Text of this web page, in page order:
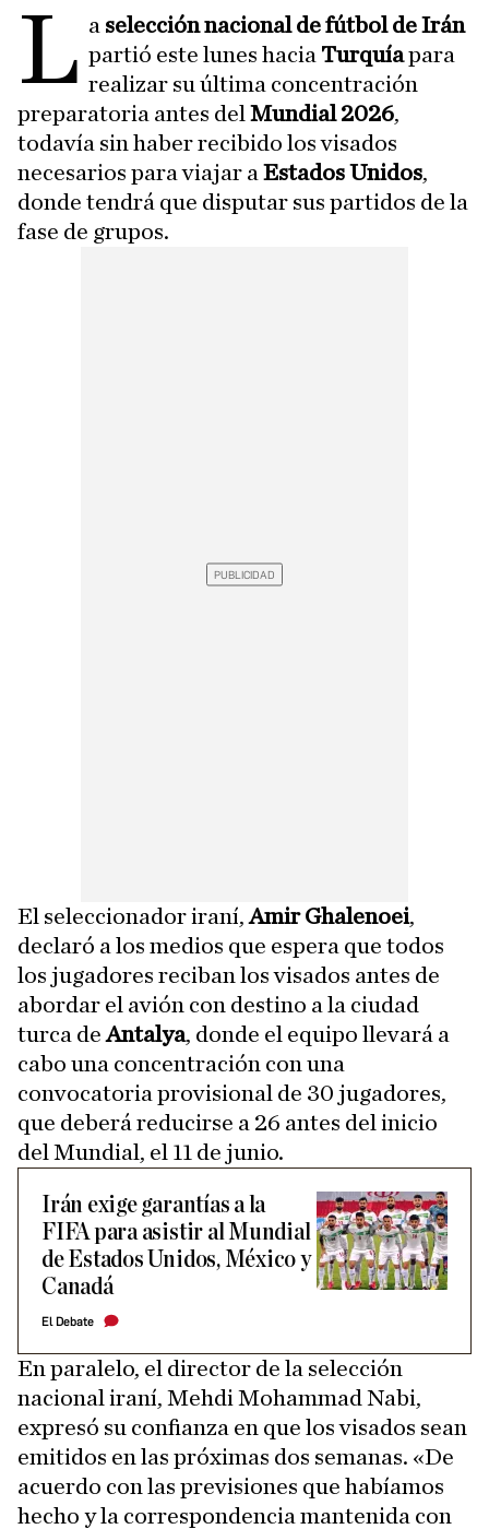
L a selección nacional de fútbol de Irán
partió este lunes hacia Turquíapara
realizar su última concentración
preparatoria antes del Mundial 2026,
todavía sin haber recibido los visados
necesarios para viajar a Estados Unidos,
donde tendrá que disputar sus partidos de la
fase de grupos.
El seleccionador iraní,Amir Ghalenoei,
declaró a los medios que espera que todos
los jugadores reciban los visados antes de
abordar el avión con destino a la ciudad
turca deAntalya, donde el equipo llevará a
cabo una concentración con una
convocatoria provisional de 30 jugadores,
que deberá reducirse a 26 antes del inicio
del Mundial, el 11 de junio.
Irán exige garantías a la
FIFA para asistir al Mundial
de Estados Unidos, México y
Canadá
El Debate
En paralelo, el director de la selección
nacional iraní, Mehdi Mohammad Nabi,
expresó su confianza en que los visados sean
emitidos en las próximas dos semanas. «De
acuerdo con las previsiones que habíamos
hecho y la correspondencia mantenida con